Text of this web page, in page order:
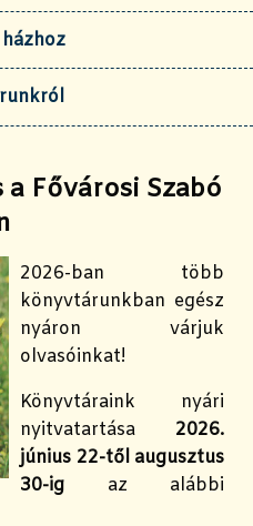
Fővárosi Szabó
2026-ban több
könyvtárunkban egész
nyáron várjuk
olvasóinkat!
Könyvtáraink nyári
nyitvatartása 2026.
június 22-től augusztus
30-ig az alábbi